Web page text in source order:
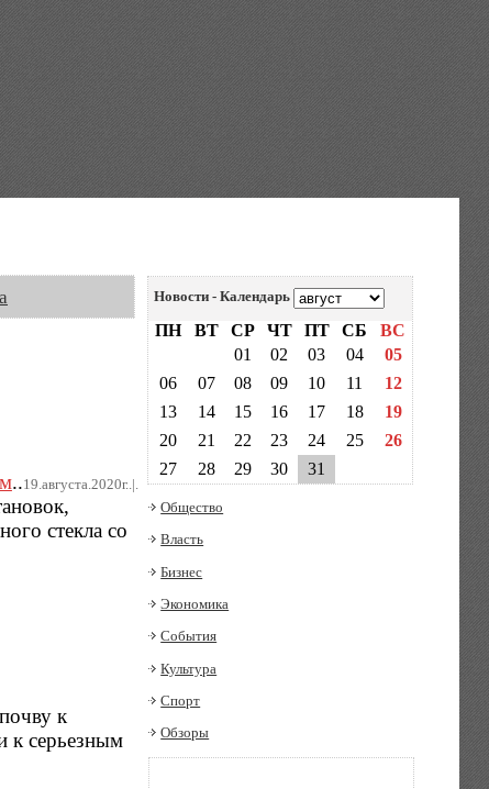
..19.августа.2020г..|.
стекла со
к
к серьезным
Новости - Календарь
ПН ВТ СР ЧТ ПТ СБ
ВС
01
02 03 04
05
06
07 08 09 10 11
12
13
14 15 16 17 18
19
20
21 22 23 24 25
26
27
28 29 30 31
Общество
Власть
Бизнес
Экономика
События
Культура
Спорт
Обзоры